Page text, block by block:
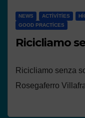
NEWS ACTIVITIES
GOOD PRACTICES
Ricicliamo
Ricicliamo senza
Rosegaferro